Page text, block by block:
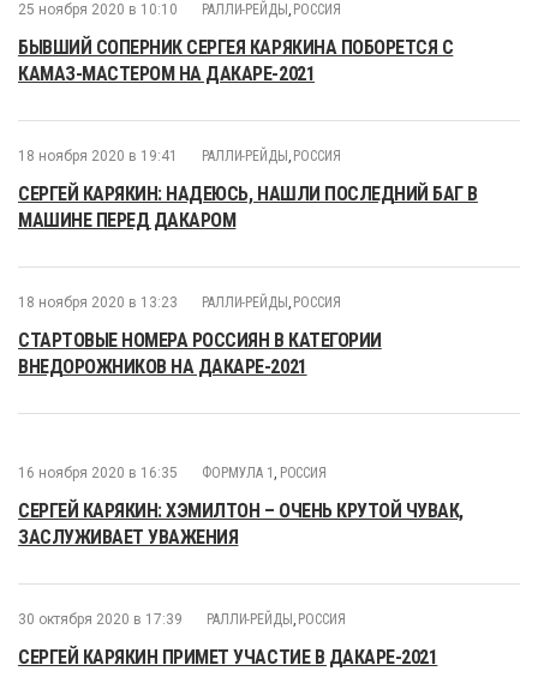
25 ноября 2020 в 10:10 РАЛЛИ-РЕЙДЫ , РОССИЯ
БЫВШИЙ СОПЕРНИК СЕРГЕЯ КАРЯКИНА ПОБОРЕТСЯ С
КАМАЗ-МАСТЕРОМ НА ДАКАРЕ-2021
18 ноября 2020 в 19:41 РАЛЛИ-РЕЙДЫ , РОССИЯ
СЕРГЕЙ КАРЯКИН: НАДЕЮСЬ, НАШЛИ ПОСЛЕДНИЙ БАГ В
МАШИНЕ ПЕРЕД ДАКАРОМ
18 ноября 2020 в 13:23 РАЛЛИ-РЕЙДЫ , РОССИЯ
СТАРТОВЫЕ НОМЕРА РОССИЯН В КАТЕГОРИИ
ВНЕДОРОЖНИКОВ НА ДАКАРЕ-2021
16 ноября 2020 в 16:35 ФОРМУЛА 1 , РОССИЯ
СЕРГЕЙ КАРЯКИН: ХЭМИЛТОН – ОЧЕНЬ КРУТОЙ ЧУВАК,
ЗАСЛУЖИВАЕТ УВАЖЕНИЯ
30 октября 2020 в 17:39 РАЛЛИ-РЕЙДЫ , РОССИЯ
СЕРГЕЙ КАРЯКИН ПРИМЕТ УЧАСТИЕ В ДАКАРЕ-2021